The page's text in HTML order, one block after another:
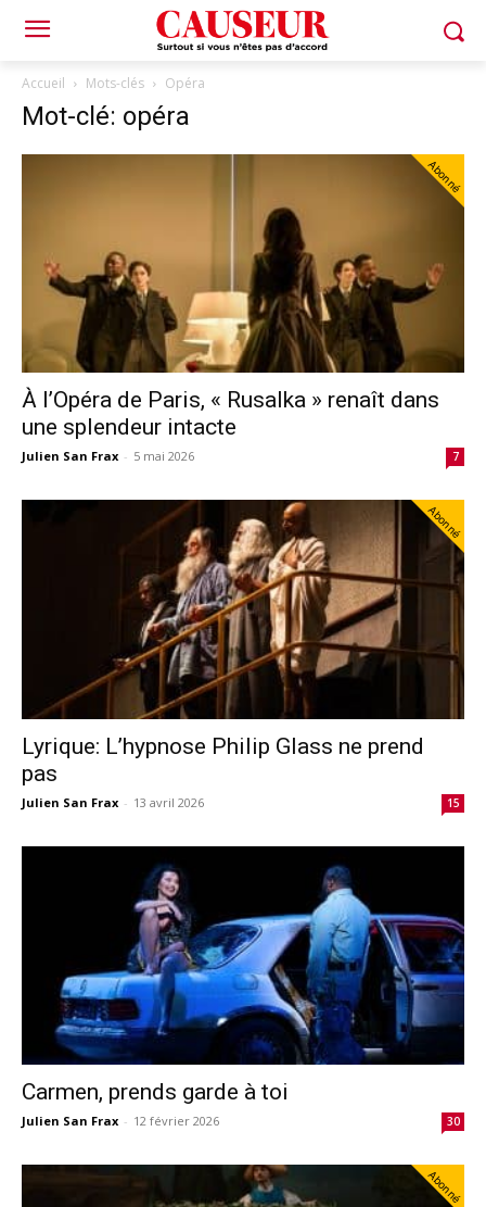
Accueil Mots-clés Opéra
Mot-clé: opéra
Abonné
À l’Opéra de Paris, « Rusalka » renaît dans
une splendeur intacte
Julien San Frax - 5 mai 2026 7
Abonné
Lyrique: L’hypnose Philip Glass ne prend
pas
Julien San Frax - 13 avril 2026 15
Carmen, prends garde à toi
Julien San Frax - 12 février 2026 30
Abonné